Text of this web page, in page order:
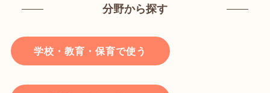
分野から探す
学校・教育・保育で使う